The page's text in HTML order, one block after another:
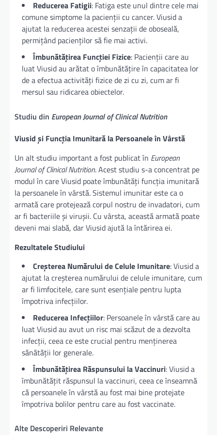
Reducerea Fatigii: Fatiga este unul dintre cele mai
comune simptome la pacienții cu cancer. Viusid a
ajutat la reducerea acestei senzații de oboseală,
permițând pacienților să fie mai activi.
Îmbunătățirea Funcției Fizice: Pacienții care au
luat Viusid au arătat o îmbunătățire în capacitatea lor
de a efectua activități fizice de zi cu zi, cum ar fi
mersul sau ridicarea obiectelor.
Studiu din European Journal of Clinical Nutrition
Viusid și Funcția Imunitară la Persoanele în Vârstă
Un alt studiu important a fost publicat în European
Journal of Clinical Nutrition. Acest studiu s-a concentrat pe
modul în care Viusid poate îmbunătăți funcția imunitară
la persoanele în vârstă. Sistemul imunitar este ca o
armată care protejează corpul nostru de invadatori, cum
ar fi bacteriile și virușii. Cu vârsta, această armată poate
deveni mai slabă, dar Viusid ajută la întărirea ei.
Rezultatele Studiului
Creșterea Numărului de Celule Imunitare: Viusid a
ajutat la creșterea numărului de celule imunitare, cum
ar fi limfocitele, care sunt esențiale pentru lupta
împotriva infecțiilor.
Reducerea Infecțiilor: Persoanele în vârstă care au
luat Viusid au avut un risc mai scăzut de a dezvolta
infecții, ceea ce este crucial pentru menținerea
sănătății lor generale.
Îmbunătățirea Răspunsului la Vaccinuri: Viusid a
îmbunătățit răspunsul la vaccinuri, ceea ce înseamnă
că persoanele în vârstă au fost mai bine protejate
împotriva bolilor pentru care au fost vaccinate.
Alte Descoperiri Relevante